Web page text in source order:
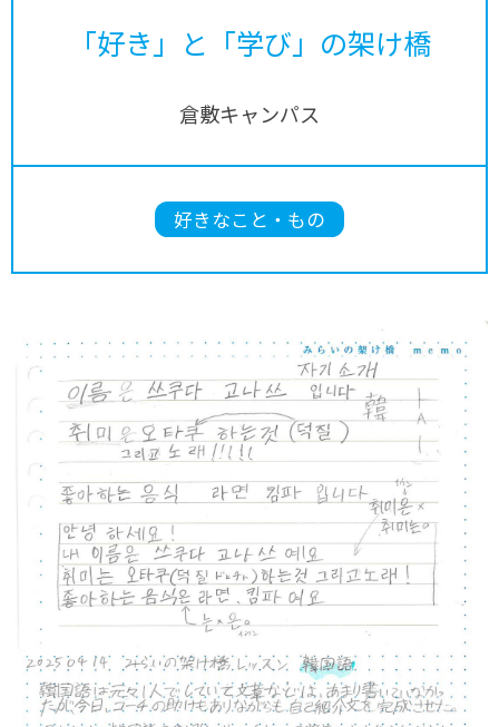
「好き」と「学び」の架け橋
倉敷キャンパス
好きなこと・もの